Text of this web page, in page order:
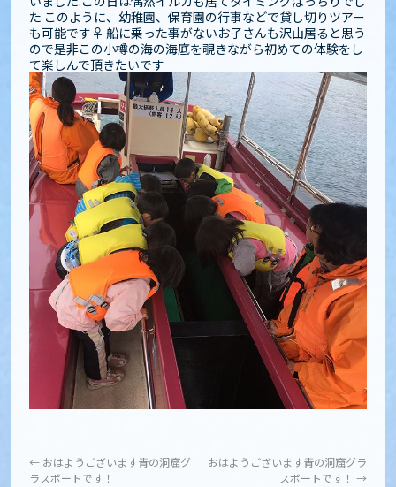
た このように、幼稚園、保育園の行事などで貸し切りツアー
も可能です‍♀️ 船に乗った事がないお子さんも沢山居ると思う
ので是非この小樽の海の海底を覗きながら初めての体験をし
て楽しんで頂きたいです
← おはようございます青の洞窟グ
ラスボートです！
おはようございます青の洞窟グラ
スボートです！ →